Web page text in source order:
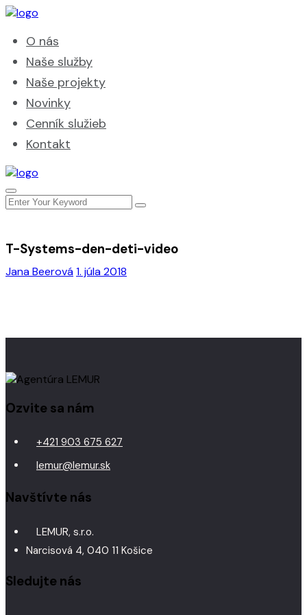
O nás
Naše služby
Naše projekty
Novinky
Cenník služieb
Kontakt
Jana Beerová1. júla 2018
T-Systems-den-deti-video
Ozvite sa nám
+421 903 675 627
lemur@lemur.sk
Navštívte nás
LEMUR, s.r.o.
Narcisová 4, 040 11 Košice
Sledujte nás